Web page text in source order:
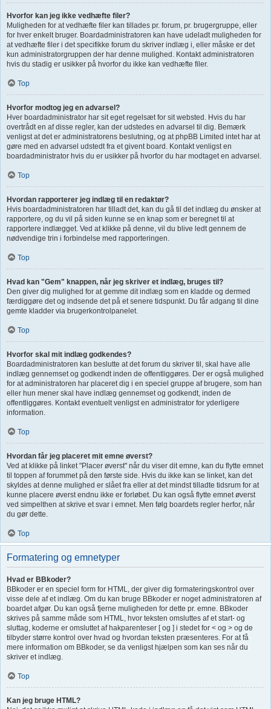
Hvorfor kan jeg ikke vedhæfte filer?
Muligheden for at vedhæfte filer kan tillades pr. forum, pr. brugergruppe, eller
for hver enkelt bruger. Boardadministratoren kan have udeladt muligheden for
at vedhæfte filer i det specifikke forum du skriver indlæg i, eller måske er det
kun administratorgruppen der har denne mulighed. Kontakt administratoren
hvis du stadig er usikker på hvorfor du ikke kan vedhæfte filer.
Top
Hvorfor modtog jeg en advarsel?
Hver boardadministrator har sit eget regelsæt for sit websted. Hvis du har
overtrådt en af disse regler, kan der udstedes en advarsel til dig. Bemærk
venligst at det er administratorens beslutning, og at phpBB Limited intet har at
gøre med en advarsel udstedt fra et givent board. Kontakt venligst en
boardadministrator hvis du er usikker på hvorfor du har modtaget en advarsel.
Top
Hvordan rapporterer jeg indlæg til en redaktør?
Hvis boardadministratoren har tilladt det, kan du gå til det indlæg du ønsker at
rapportere, og du vil på siden kunne se en knap som er beregnet til at
rapportere indlægget. Ved at klikke på denne, vil du blive ledt gennem de
nødvendige trin i forbindelse med rapporteringen.
Top
Hvad kan "Gem" knappen, når jeg skriver et indlæg, bruges til?
Den giver dig mulighed for at gemme dit indlæg som en kladde og dermed
færdiggøre det og indsende det på et senere tidspunkt. Du får adgang til dine
gemte kladder via brugerkontrolpanelet.
Top
Hvorfor skal mit indlæg godkendes?
Boardadministratoren kan beslutte at det forum du skriver til, skal have alle
indlæg gennemset og godkendt inden de offentliggøres. Der er også mulighed
for at administratoren har placeret dig i en speciel gruppe af brugere, som han
eller hun mener skal have indlæg gennemset og godkendt, inden de
offentliggøres. Kontakt eventuelt venligst en administrator for yderligere
information.
Top
Hvordan får jeg placeret mit emne øverst?
Ved at klikke på linket "Placer øverst" når du viser dit emne, kan du flytte emnet
til toppen af forummet på den første side. Hvis du ikke kan se linket, kan det
skyldes at denne mulighed er slået fra eller at det mindst tilladte tidsrum for at
kunne placere øverst endnu ikke er forløbet. Du kan også flytte emnet øverst
ved simpelthen at skrive et svar i emnet. Men følg boardets regler herfor, når
du gør dette.
Top
Formatering og emnetyper
Hvad er BBkoder?
BBkoder er en speciel form for HTML, der giver dig formateringskontrol over
visse dele af et indlæg. Om du kan bruge BBkoder er noget administratoren af
boardet afgør. Du kan også fjerne muligheden for dette pr. emne. BBkoder
skrives på samme måde som HTML, hvor teksten omsluttes af et start- og
sluttag, koderne er omsluttet af hakparenteser [ og ] i stedet for < og > og de
tilbyder større kontrol over hvad og hvordan teksten præsenteres. For at få
mere information om BBkoder, se da venligst hjælpen som kan ses når du
skriver et indlæg.
Top
Kan jeg bruge HTML?